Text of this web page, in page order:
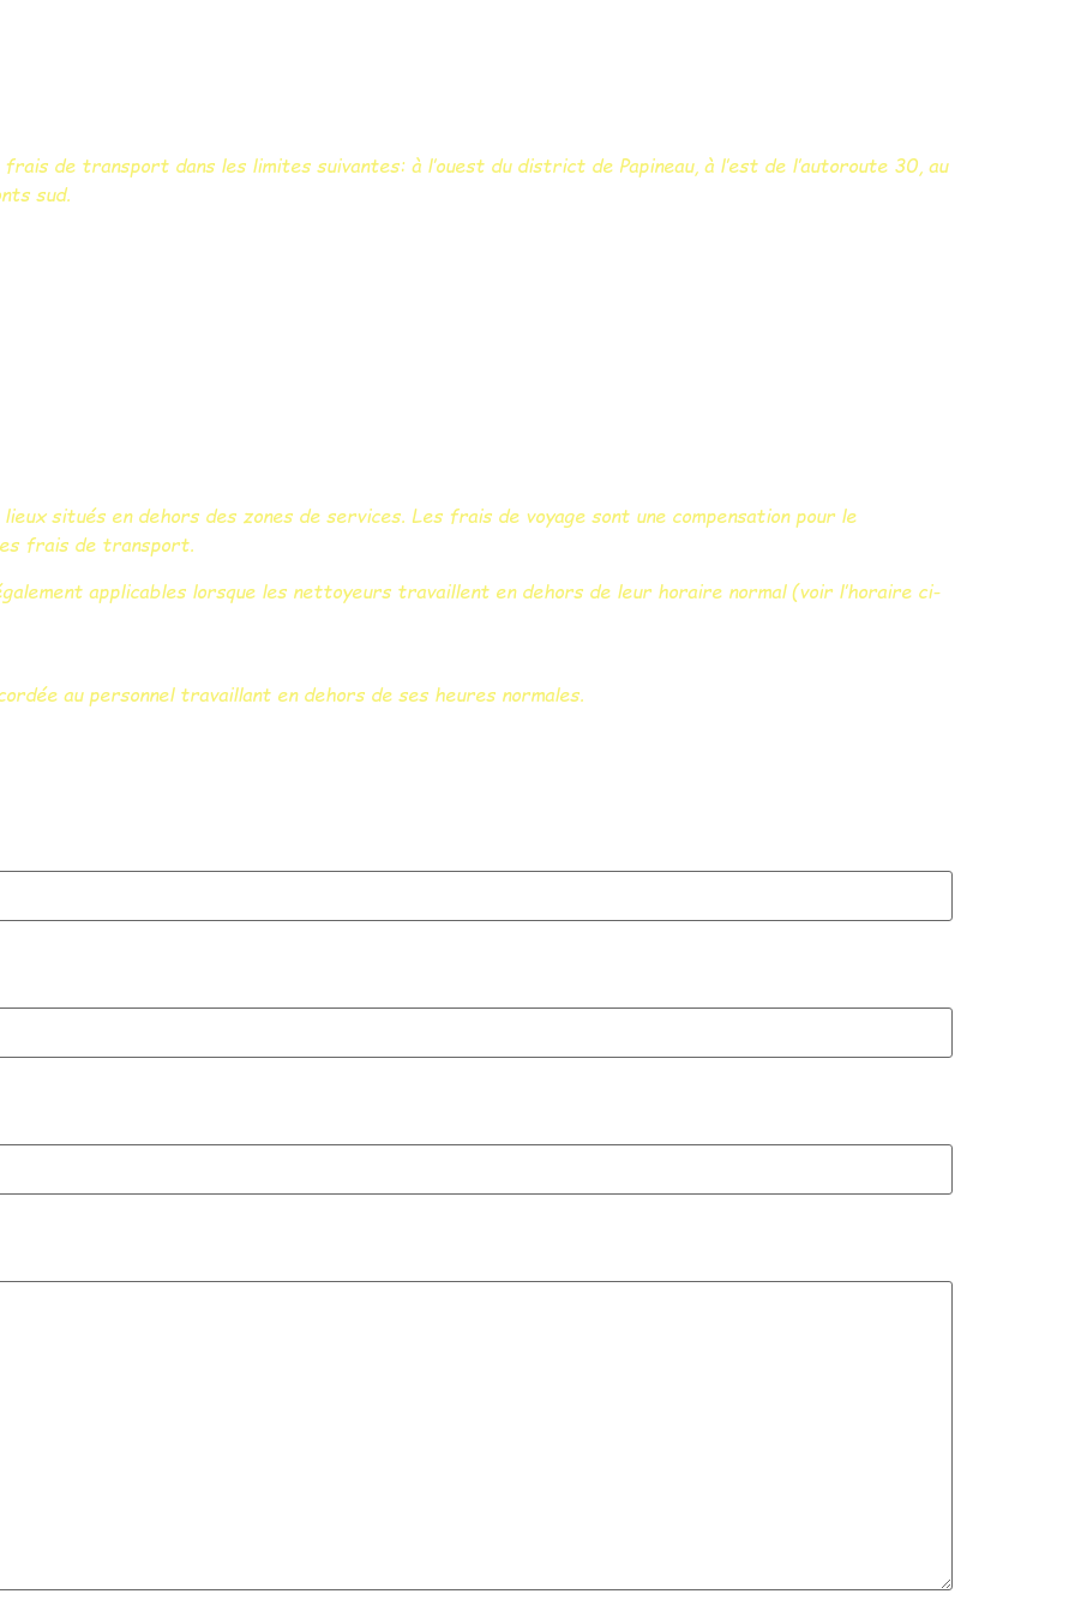
de transport dans les limites suivantes: à l’ouest du district de Papineau, à l’est de l’autoroute 30, au
sud.
situés en dehors des zones de services. Les frais de voyage sont une compensation pour le
frais de transport.
applicables lorsque les nettoyeurs travaillent en dehors de leur horaire normal (voir l’horaire ci-
au personnel travaillant en dehors de ses heures normales.